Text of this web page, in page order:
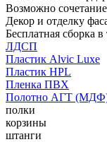
Возможно
Декор и отделку
Бесплатная сборка
ЛДСП
Пластик Alvic Luxe
Пластик HPL
Пленка ПВХ
Полотно АГТ
полки
корзины
штанги